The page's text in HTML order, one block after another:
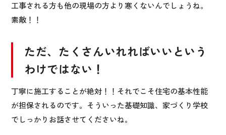
工事される方も他の現場の方より寒くないんでしょうね。
素敵！！
ただ、たくさんいれればいいという
わけではない！
丁寧に施工することが絶対！！それでこそ住宅の基本性能
が担保されるのです。そういった基礎知識、家づくり学校
でしっかりお話させてくださいね。